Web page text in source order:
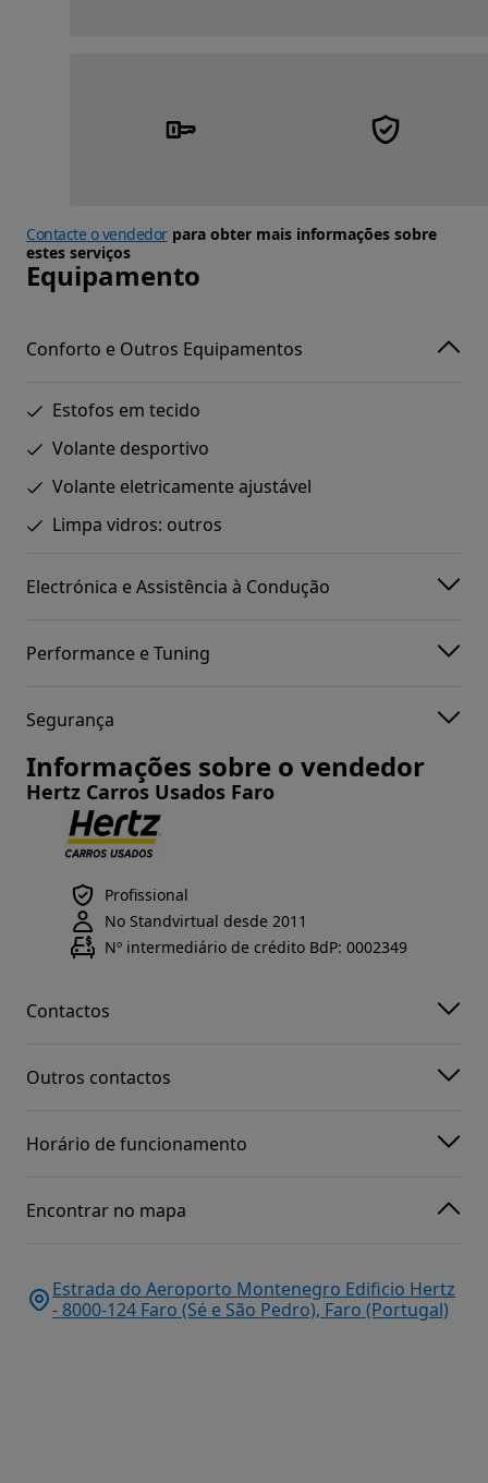
Contacte o vendedorpara obter mais informações sobre
estes serviços
Equipamento
Conforto e Outros Equipamentos
Estofos em tecido
Volante desportivo
Volante eletricamente ajustável
Limpa vidros: outros
Electrónica e Assistência à Condução
Performance e Tuning
Segurança
Informações sobre o vendedor
Hertz Carros Usados Faro
Profissional
No Standvirtual desde 2011
Nº intermediário de crédito BdP: 0002349
Contactos
Outros contactos
Horário de funcionamento
Encontrar no mapa
Estrada do Aeroporto Montenegro Edificio Hertz
- 8000-124 Faro (Sé e São Pedro), Faro (Portugal)